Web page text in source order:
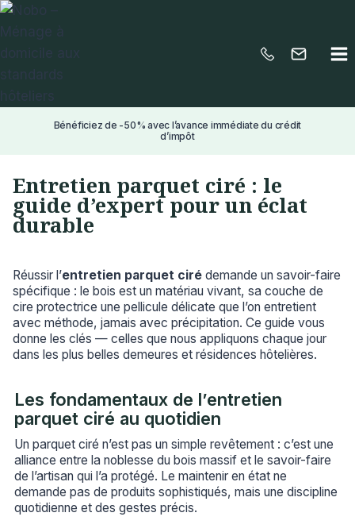
Aller
Bénéficiez de -50% avec l’avance immédiate du crédit
d’impôt
Entretien parquet ciré : le
guide d’expert pour un éclat
durable
Réussir l’entretien parquet ciré demande un savoir-faire
spécifique : le bois est un matériau vivant, sa couche de
cire protectrice une pellicule délicate que l’on entretient
avec méthode, jamais avec précipitation. Ce guide vous
donne les clés — celles que nous appliquons chaque jour
dans les plus belles demeures et résidences hôtelières.
Les fondamentaux de l’entretien
parquet ciré au quotidien
Un parquet ciré n’est pas un simple revêtement : c’est une
alliance entre la noblesse du bois massif et le savoir-faire
de l’artisan qui l’a protégé. Le maintenir en état ne
demande pas de produits sophistiqués, mais une discipline
quotidienne et des gestes précis.